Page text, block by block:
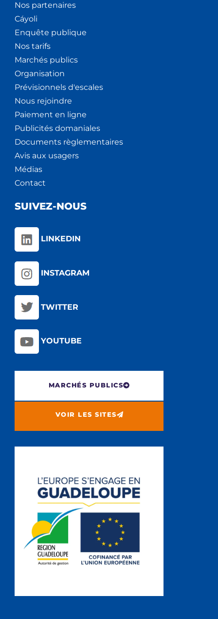
Nos partenaires
Cáyoli
Enquête publique
Nos tarifs
Marchés publics
Organisation
Prévisionnels d'escales
Nous rejoindre
Paiement en ligne
Publicités domaniales
Documents règlementaires
Avis aux usagers
Médias
Contact
SUIVEZ-NOUS
LINKEDIN
INSTAGRAM
TWITTER
YOUTUBE
MARCHÉS PUBLICS
VOIR LES SITES